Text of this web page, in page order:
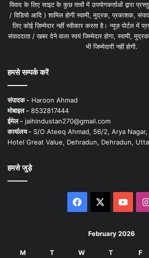
विवाद के लिए साइट के कुछ तत्वों में उपयोगकर्ताओं द्वारा
/ विडियो आदि ) शामिल होगी स्वामी, मुद्रक, प्रकाशक,
लिए कोई ज़िम्मेदार नहीं स्वीकार करता है। न्यूज़ पोर्टल में
संवाददाता / खबर देने वाला स्वयं जिम्मेदार होगा, स्वामी,
भी जिम्मेदारी नहीं होगी.
हमसे सम्पर्क करें
संपादक - Haroon Ahmad
मोबाइल - 8532817444
ईमेल - jaihindustan270@gmail.com
कार्यालय - S/O Ateeq Ahmad, 56/2, Arya Nagar,
Hotel Great Value, Dehradun, Dehradun,
हमसे जुड़े
Facebook
February 2026
M T W T F